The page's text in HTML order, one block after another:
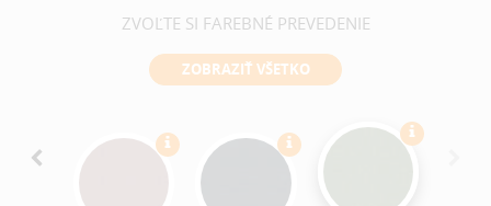
ZVOĽTE SI FAREBNÉ PREVEDENIE
ZOBRAZIŤ VŠETKO